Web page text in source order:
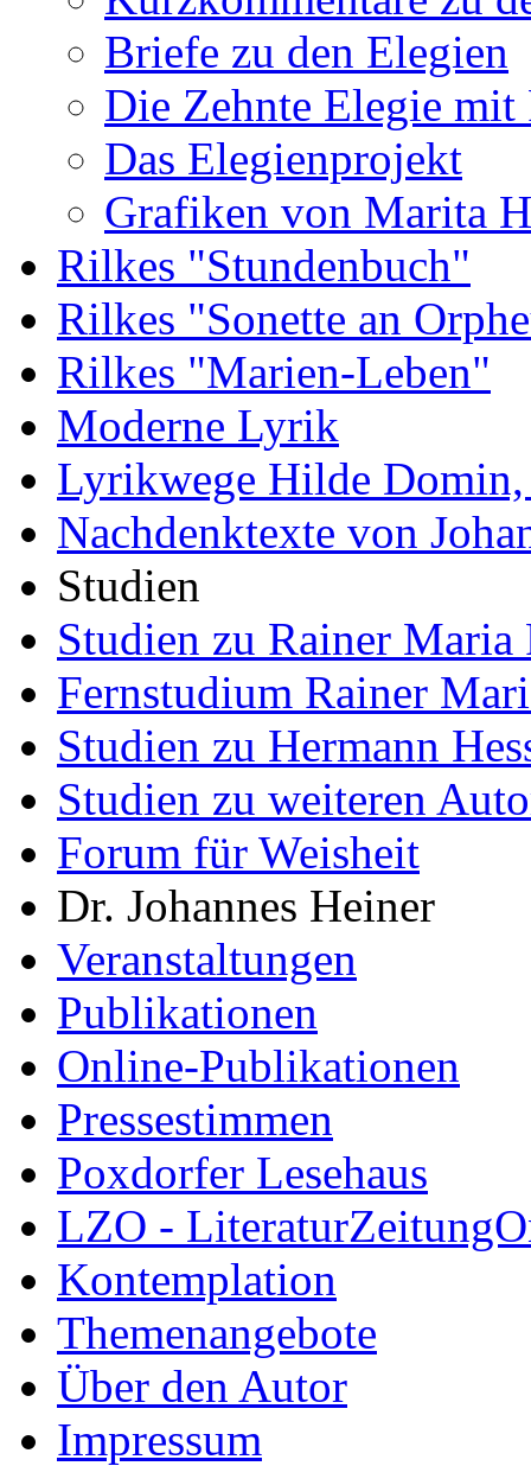
Briefe zu den Elegien
Die Zehnte Elegie
Das Elegienprojekt
Grafiken von Marita
Rilkes "Stundenbuch"
Rilkes "Sonette an
Rilkes "Marien-Leben"
Moderne Lyrik
Lyrikwege Hilde
Nachdenktexte von
Studien
Studien zu Rainer Maria
Fernstudium Rainer
Studien zu Hermann
Studien zu weiteren
Forum für Weisheit
Dr. Johannes Heiner
Veranstaltungen
Publikationen
Online-Publikationen
Pressestimmen
Poxdorfer Lesehaus
LZO -
Kontemplation
Themenangebote
Über den Autor
Impressum